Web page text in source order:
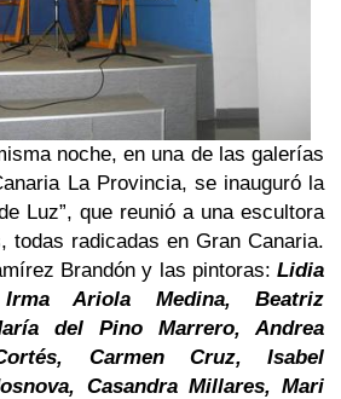
noche, en una de las galerías
La Provincia, se inauguró la
Luz”, que reunió a una escultora
todas radicadas en Gran Canaria.
Brandón y las pintoras: Lidia
Ariola Medina, Beatriz
del Pino Marrero, Andrea
Carmen Cruz, Isabel
Casandra Millares, Mari